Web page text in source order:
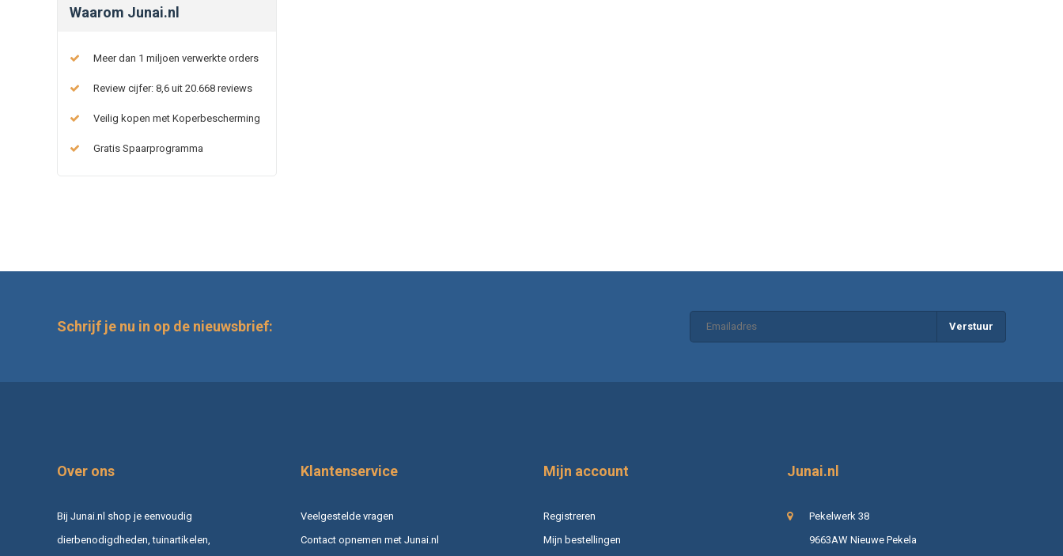
Waarom Junai.nl
Meer dan 1 miljoen verwerkte orders
Review cijfer: 8,6 uit 20.668 reviews
Veilig kopen met Koperbescherming
Gratis Spaarprogramma
Schrijf je nu in op de nieuwsbrief: Verstuur
Over ons
Bij Junai.nl shop je eenvoudig
dierbenodigdheden, tuinartikelen,
Klantenservice
Veelgestelde vragen
Contact opnemen met Junai.nl
Mijn account
Registreren
Mijn bestellingen
Junai.nl
Pekelwerk 38
9663AW Nieuwe Pekela